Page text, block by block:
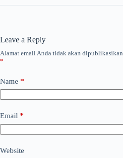
Leave a Reply
Alamat email Anda tidak akan dipublikasikan.
*
Name *
Email *
Website